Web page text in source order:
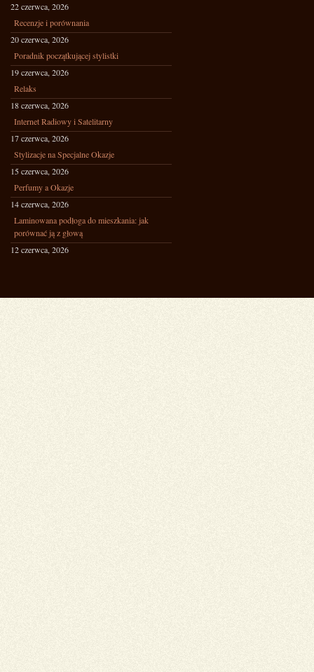
22 czerwca, 2026
Recenzje i porównania
20 czerwca, 2026
Poradnik początkującej stylistki
19 czerwca, 2026
Relaks
18 czerwca, 2026
Internet Radiowy i Satelitarny
17 czerwca, 2026
Stylizacje na Specjalne Okazje
15 czerwca, 2026
Perfumy a Okazje
14 czerwca, 2026
Laminowana podłoga do mieszkania: jak
porównać ją z głową
12 czerwca, 2026